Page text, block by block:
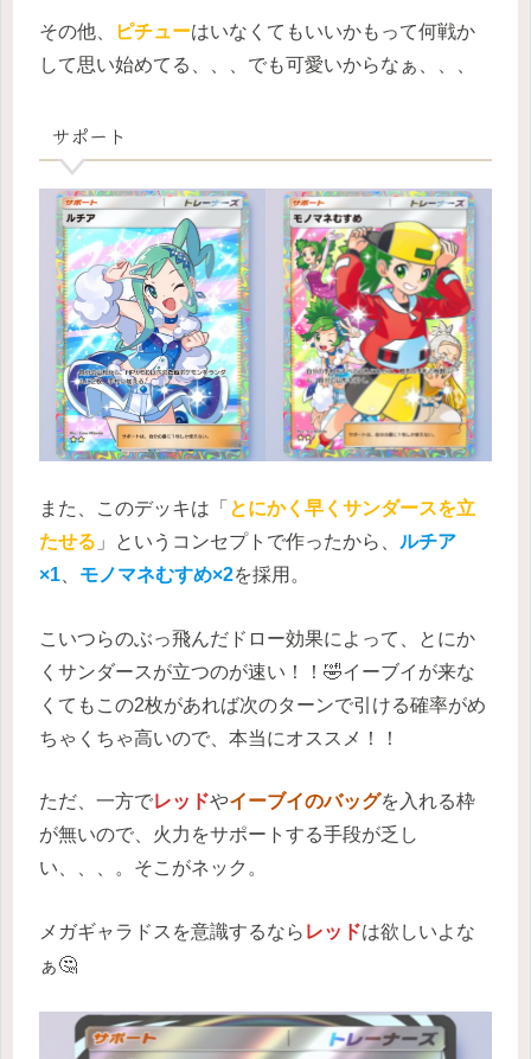
その他、 ピチューはいなくてもいいかもって何戦か
して思い始めてる、、、でも可愛いからなぁ、、、
サポート
また、このデッキは「 とにかく早くサンダースを立
たせる 」というコンセプトで作ったから、 ルチア
×1
モノマネむすめ×2を採用。
こいつらのぶっ飛んだドロー効果によって、とにか
くサンダースが立つのが速い！！🤣イーブイが来な
くてもこの2枚があれば次のターンで引ける確率がめ
ちゃくちゃ高いので、本当にオススメ！！
ただ、一方でレッドやイーブイのバッグを入れる枠
が無いので、火力をサポートする手段が乏し
い、、、。そこがネック。
メガギャラドスを意識するなら レッドは欲しいよな
ぁ🤔